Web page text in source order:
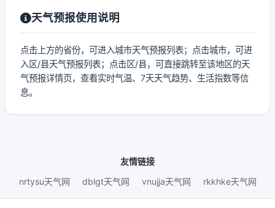
天气预报使用说明
点击上方的省份，可进入城市天气预报列表；点击城市，可进
入区/县天气预报列表；点击区/县，可直接跳转至该地区的天
气预报详情页，查看实时气温、7天天气趋势、生活指数等信
息。
友情链接
nrtysu天气网
dblgt天气网 vnujja天气网 rkkhke天气网